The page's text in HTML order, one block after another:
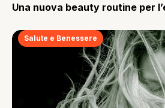
Una nuova beauty routine per
Salute e Benessere